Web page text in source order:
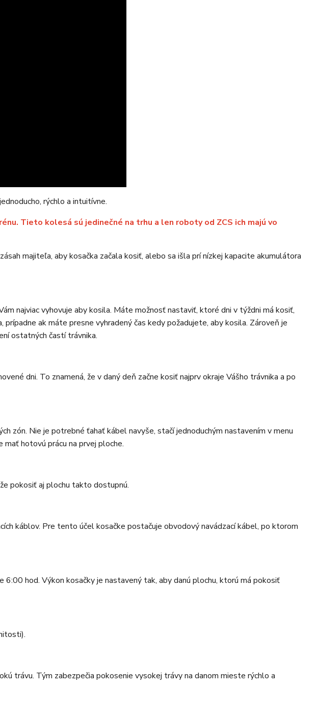
rýchlo a intuitívne.
Tieto kolesá sú jedinečné na trhu a len roboty od ZCS ich majú vo
majiteľa, aby kosačka začala kosiť, alebo sa išla prí nízkej kapacite akumulátora
najviac vyhovuje aby kosila. Máte možnosť nastaviť, ktoré dni v týždni má kosiť,
ak máte presne vyhradený čas kedy požadujete, aby kosila. Zároveň je
ostatných častí trávnika.
dni. To znamená, že v daný deň začne kosiť najprv okraje Vášho trávnika a po
zón. Nie je potrebné ťahať kábel navyše, stačí jednoduchým nastavením v menu
hotovú prácu na prvej ploche.
pokosiť aj plochu takto dostupnú.
káblov. Pre tento účel kosačke postačuje obvodový navádzací kábel, po ktorom
hod. Výkon kosačky je nastavený tak, aby danú plochu, ktorú má pokosiť
trávu. Tým zabezpečia pokosenie vysokej trávy na danom mieste rýchlo a